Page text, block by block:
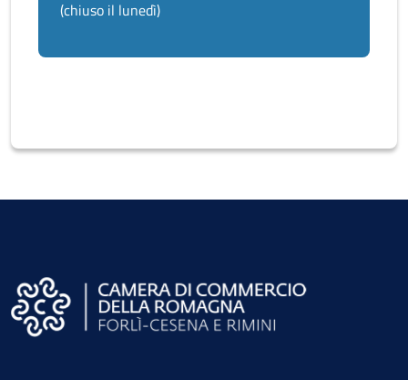
(chiuso il lunedì)